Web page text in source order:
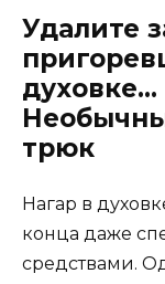
Удалите
трюк
Нагар в
конца даже
средствами.